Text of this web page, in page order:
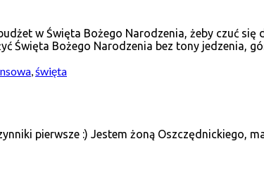
w Święta Bożego Narodzenia, żeby czuć
Święta Bożego Narodzenia bez tony jedzenia,
,święta
pierwsze :) Jestem żoną Oszczędnickiego,